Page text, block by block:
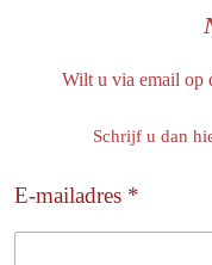
Wilt u via email op
Schrijf u dan
E-mailadres *